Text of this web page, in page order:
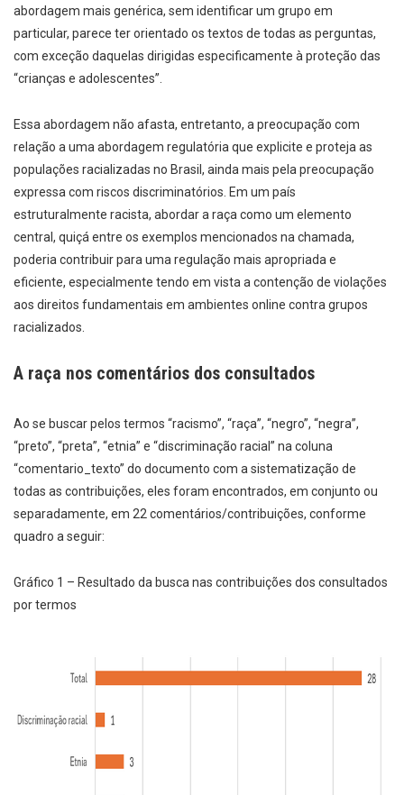
abordagem mais genérica, sem identificar um grupo em
particular, parece ter orientado os textos de todas as perguntas,
com exceção daquelas dirigidas especificamente à proteção das
“crianças e adolescentes”.
Essa abordagem não afasta, entretanto, a preocupação com
relação a uma abordagem regulatória que explicite e proteja as
populações racializadas no Brasil, ainda mais pela preocupação
expressa com riscos discriminatórios. Em um país
estruturalmente racista, abordar a raça como um elemento
central, quiçá entre os exemplos mencionados na chamada,
poderia contribuir para uma regulação mais apropriada e
eficiente, especialmente tendo em vista a contenção de violações
aos direitos fundamentais em ambientes online contra grupos
racializados.
A raça nos comentários dos consultados
Ao se buscar pelos termos “racismo”, “raça”, “negro”, “negra”,
“preto”, “preta”, “etnia” e “discriminação racial” na coluna
“comentario_texto” do documento com a sistematização de
todas as contribuições, eles foram encontrados, em conjunto ou
separadamente, em 22 comentários/contribuições, conforme
quadro a seguir:
Gráfico 1 – Resultado da busca nas contribuições dos consultados
por termos